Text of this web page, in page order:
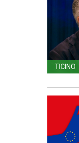
TICINO